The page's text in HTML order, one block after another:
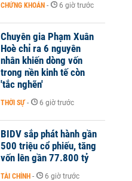
CHỨNG KHOÁN - 6 giờ trước
Chuyên gia Phạm Xuân
Hoè chỉ ra 6 nguyên
nhân khiến dòng vốn
trong nền kinh tế còn
'tắc nghẽn'
THỜI SỰ - 6 giờ trước
BIDV sắp phát hành gần
500 triệu cổ phiếu, tăng
vốn lên gần 77.800 tỷ
TÀI CHÍNH - 6 giờ trước